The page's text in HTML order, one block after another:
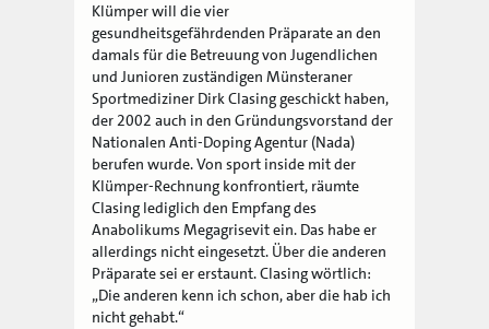
Klümper will die vier
gesundheitsgefährdenden Präparate an den
damals für die Betreuung von Jugendlichen
und Junioren zuständigen Münsteraner
Sportmediziner Dirk Clasing geschickt haben,
der 2002 auch in den Gründungsvorstand der
Nationalen Anti-Doping Agentur (Nada)
berufen wurde. Von sport inside mit der
Klümper-Rechnung konfrontiert, räumte
Clasing lediglich den Empfang des
Anabolikums Megagrisevit ein. Das habe er
allerdings nicht eingesetzt. Über die anderen
Präparate sei er erstaunt. Clasing wörtlich:
„Die anderen kenn ich schon, aber die hab ich
nicht gehabt.“